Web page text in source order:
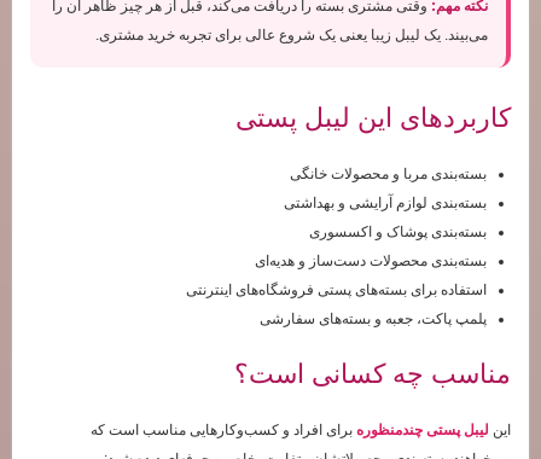
نکته مهم: وقتی مشتری بسته را دریافت می‌کند، قبل از هر چیز ظاهر آن را
می‌بیند. یک لیبل زیبا یعنی یک شروع عالی برای تجربه خرید مشتری.
کاربردهای این لیبل پستی
بسته‌بندی مربا و محصولات خانگی
بسته‌بندی لوازم آرایشی و بهداشتی
بسته‌بندی پوشاک و اکسسوری
بسته‌بندی محصولات دست‌ساز و هدیه‌ای
استفاده برای بسته‌های پستی فروشگاه‌های اینترنتی
پلمپ پاکت، جعبه و بسته‌های سفارشی
مناسب چه کسانی است؟
این لیبل پستی چندمنظوره برای افراد و کسب‌وکارهایی مناسب است که